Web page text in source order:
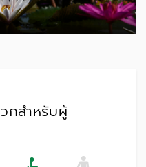
กสำหรับผู้